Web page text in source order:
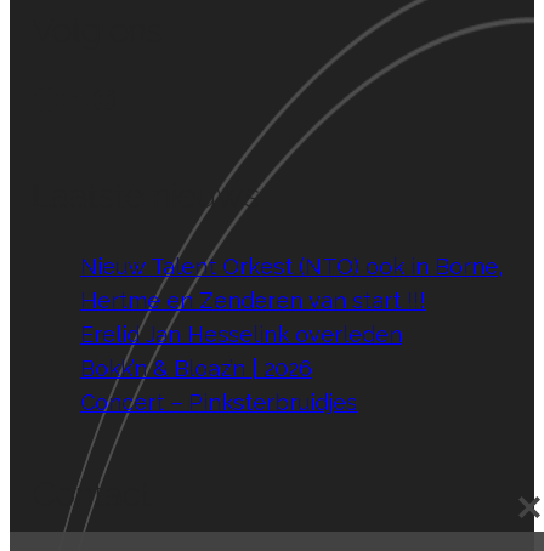
Laatste nieuws
Nieuw Talent Orkest (NTO) ook in Borne,
Hertme en Zenderen van start !!!
Erelid Jan Hesselink overleden
Bokk’n & Bloaz’n | 2026
Concert – Pinksterbruidjes
Contact